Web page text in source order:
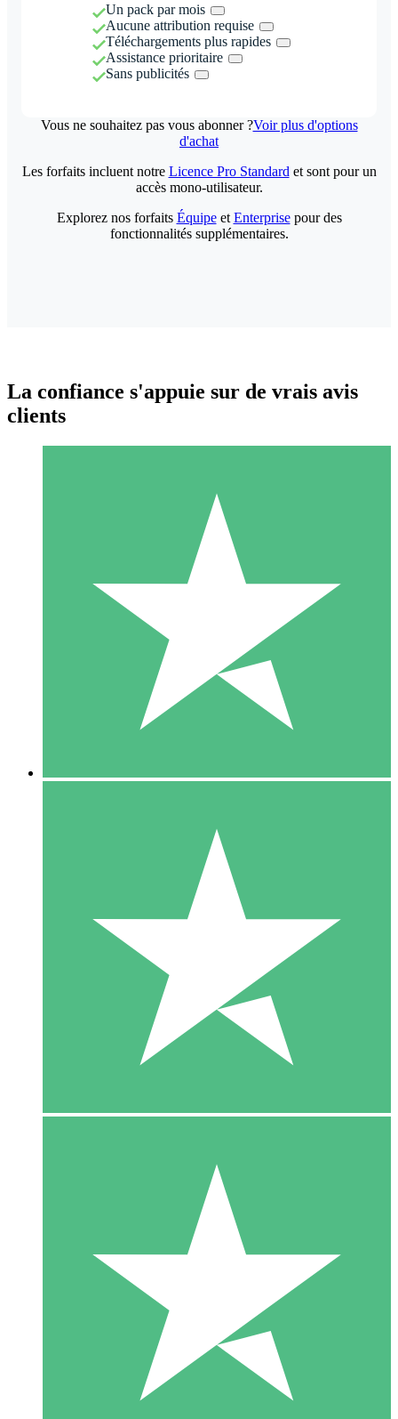
Un pack par mois
Aucune attribution requise
Téléchargements plus rapides
Assistance prioritaire
Sans publicités
Vous ne souhaitez pas vous abonner ?Voir plus d'options
d'achat
Packs de Crédits Individuels
Payez à l'utilisation avec des crédits de téléchargement. Sans
1 Téléchargement
10 00
10 Téléchargements
20 00
Les forfaits incluent notre Licence Pro Standard et sont pour un
accès mono-utilisateur.
Explorez nos forfaits Équipeet Enterprisepour des
fonctionnalités supplémentaires.
La confiance s'appuie sur de vrais avis
clients